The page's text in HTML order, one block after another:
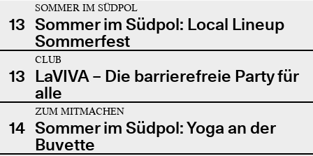
13
SOMMER IM SÜDPOL
Sommer im Südpol: Local Lineup
Sommerfest
13
CLUB
LaVIVA – Die barrierefreie Party für
alle
14
ZUM MITMACHEN
Sommer im Südpol: Yoga an der
Buvette